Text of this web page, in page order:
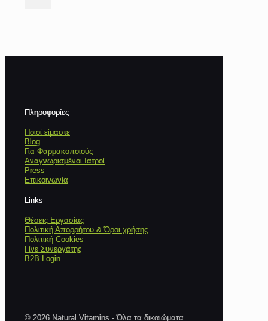
Πληροφορίες
Ποιοί είμαστε
Blog
Για Φαρμακοποιούς
Αναγνωρισμένοι Ιατροί
Press
Επικοινωνία
Links
Θέσεις Εργασίας
Πολιτική Απορρήτου & Όροι χρήσης
Πολιτική Cookies
Γίνε Συνεργάτης
B2B Login
© 2026 Natural Vitamins - Όλα τα δικαιώματα